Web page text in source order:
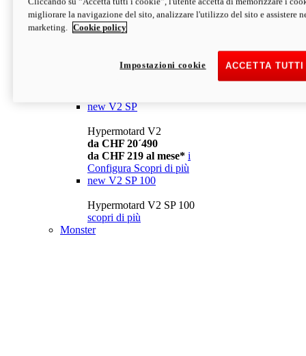
da CHF 13´990
Configura Scopri di più
newV2
da CHF 15´990
new V2 SP
Hypermotard V2
da CHF 20´490
da CHF 219 al mese* i
Configura Scopri di più
new V2 SP 100
Hypermotard V2 SP 100
scopri di più
Monster
migliorare la navigazione del sito, analizzare l'utilizzo del sito e assistere
marketing.
Cookie policy
ACCETTA
Impostazioni cookie